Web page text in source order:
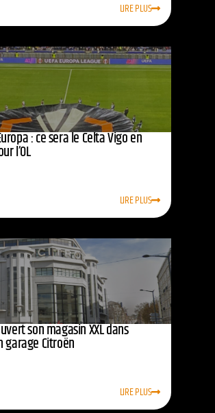
LIRE PLUS
: ce sera le Celta Vigo en
l’OL
LIRE PLUS
son magasin XXL dans
garage Citroën
LIRE PLUS